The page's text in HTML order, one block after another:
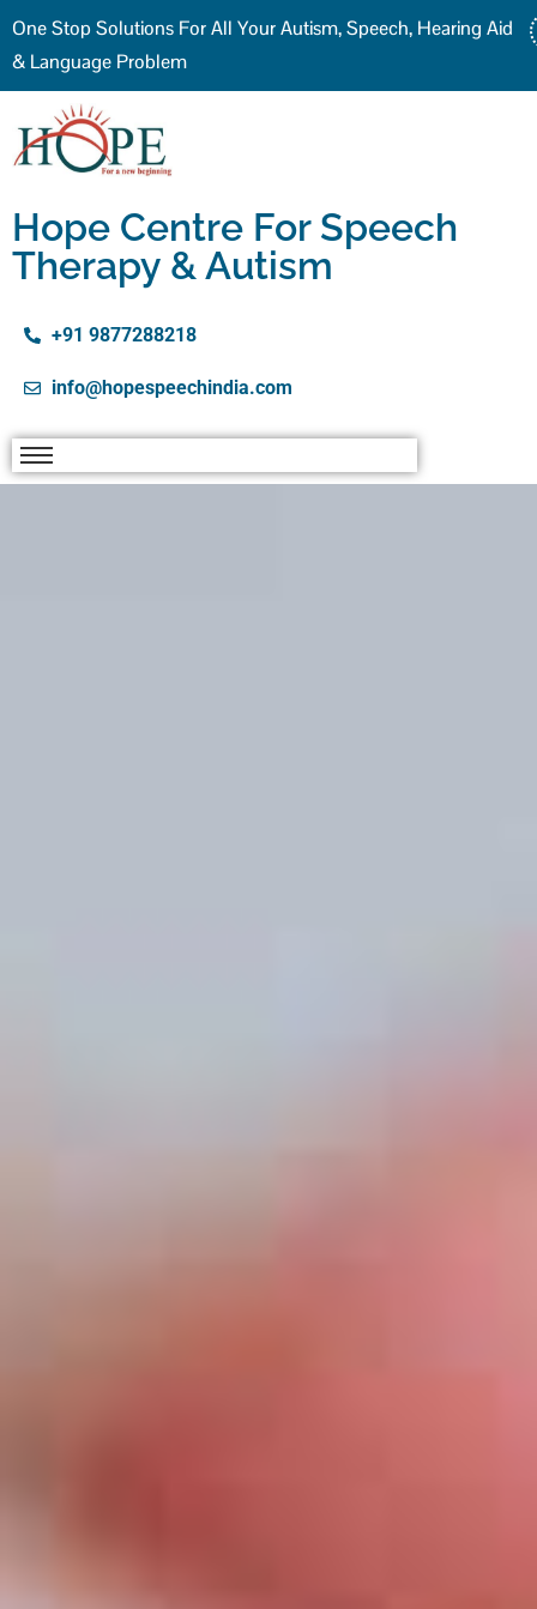
One Stop Solutions For All Your Autism, Speech, Hearing Aid
& Language Problem
Hope Centre For Speech
Therapy & Autism
+91 9877288218
info@hopespeechindia.com